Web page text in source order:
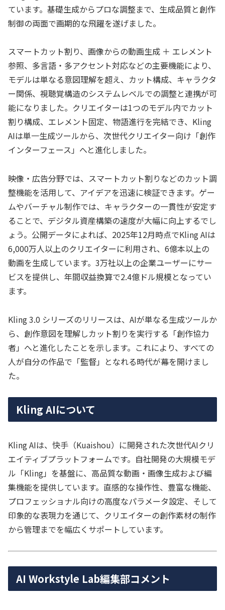
ています。基礎生成からプロな調整まで、生成品質と創作
制御の両面で画期的な飛躍を遂げました。
スマートカット割り、画像からの動画生成 ＋ エレメント
参照、多言語・多アクセント対応などの主要機能により、
モデルは単なる意図理解を超え、カット構成、キャラクタ
ー関係、視聴覚構造のシステムレベルでの調整と連携が可
能になりました。クリエイターは1つのモデル内でカット
割り構成、エレメント固定、物語進行を完結でき、Kling
AIは単一生成ツールから、次世代クリエイター向け「創作
インターフェース」へと進化しました。
映像・広告分野では、スマートカット割りなどのカット調
整機能を活用して、アイデアを迅速に検証できます。ゲー
ムやバーチャル制作では、キャラクターの一貫性が安定す
ることで、デジタル資産構築の速度が大幅に向上するでし
ょう。公開データによれば、2025年12月時点でKling AIは
6,000万人以上のクリエイターに利用され、6億本以上の
動画を生成しています。3万社以上の企業ユーザーにサー
ビスを提供し、年間収益換算で2.4億ドル規模となってい
ます。
Kling 3.0 シリーズのリリースは、AIが単なる生成ツールか
ら、創作意図を理解しカット割りを実行する「創作協力
者」へと進化したことを示します。これにより、すべての
人が自分の作品で「監督」となれる時代が幕を開けまし
た。
Kling AIについて
Kling AIは、快手（Kuaishou）に開発された次世代AIクリ
エイティブプラットフォームです。自社開発の大規模モデ
ル「Kling」を基盤に、高品質な動画・画像生成および編
集機能を提供しています。直感的な操作性、豊富な機能、
プロフェッショナル向けの高度なパラメータ設定、そして
印象的な表現力を通じて、クリエイターの創作素材の制作
から管理までを幅広くサポートしています。
AI Workstyle Lab編集部コメント